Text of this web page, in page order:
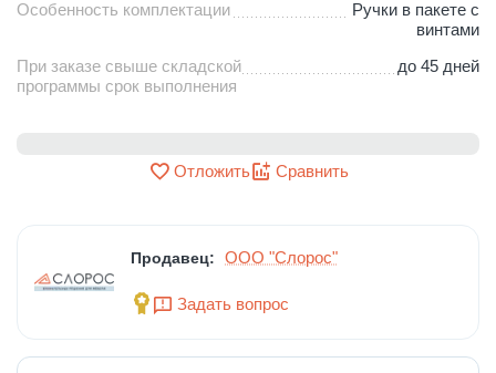
Особенность комплектации
Ручки в пакете с
винтами
При заказе свыше складской
программы срок выполнения
до 45 дней
Отложить Сравнить
Продавец: ООО "Слорос"
Задать вопрос